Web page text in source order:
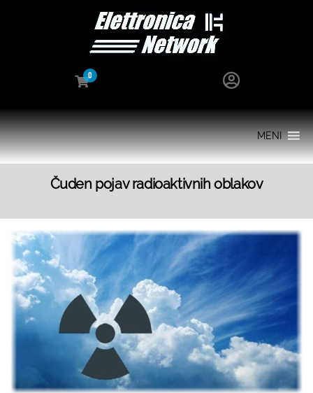
0
MENI
Čuden pojav radioaktivnih oblakov